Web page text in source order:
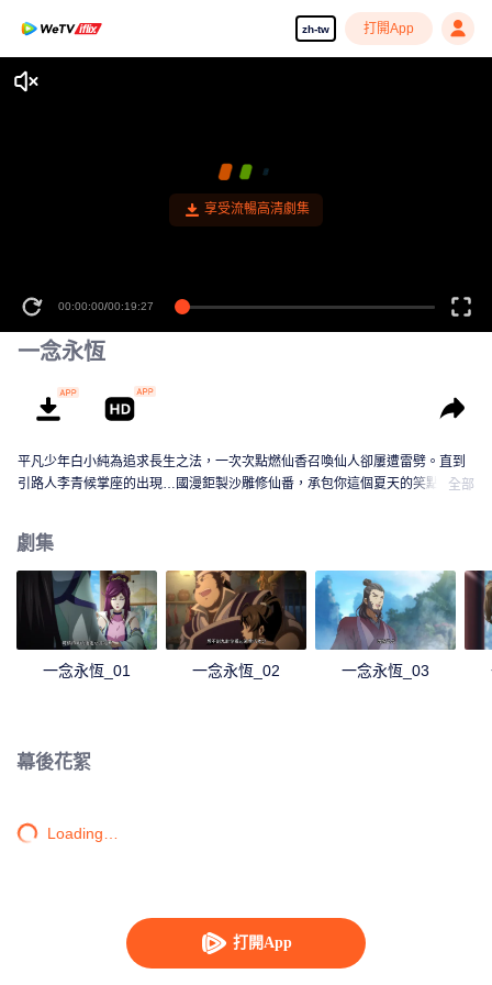
zh-tw 打開App
打開App
00:00:00/00:19:27
一念永恆
平凡少年白小純為追求長生之法，一次次點燃仙香召喚仙人卻屢遭雷劈。直到
引路人李青候掌座的出現…國漫鉅製沙雕修仙番，承包你這個夏天的笑點！全部
劇集
一念永恆_01 一念永恆_02 一念永恆_03
幕後花絮
Loading…